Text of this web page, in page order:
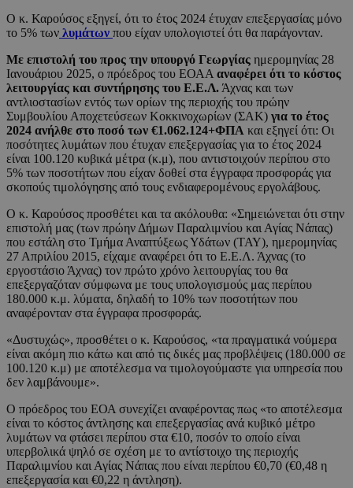
Ο κ. Καρούσος εξηγεί, ότι το έτος 2024 έτυχαν επεξεργασίας μόνο
το 5% των λυμάτων που είχαν υπολογιστεί ότι θα παράγονταν.
Με επιστολή του προς την υπουργό Γεωργίας ημερομηνίας 28
Ιανουάριου 2025, ο πρόεδρος του ΕΟΑΑ αναφέρει ότι το κόστος
λειτουργίας και συντήρησης του Ε.Ε.Λ. Άχνας και των
αντλιοστασίων εντός των ορίων της περιοχής του πρώην
Συμβουλίου Αποχετεύσεων Κοκκινοχωρίων (ΣΑΚ) για το έτος
2024 ανήλθε στο ποσό των €1.062.124+ΦΠΑ και εξηγεί ότι: Οι
ποσότητες λυμάτων που έτυχαν επεξεργασίας για το έτος 2024
είναι 100.120 κυβικά μέτρα (κ.μ), που αντιστοιχούν περίπου στο
5% των ποσοτήτων που είχαν δοθεί στα έγγραφα προσφοράς για
σκοπούς τιμολόγησης από τους ενδιαφερομένους εργολάβους.
Ο κ. Καρούσος προσθέτει και τα ακόλουθα: «Σημειώνεται ότι στην
επιστολή μας (των πρώην Δήμων Παραλιμνίου και Αγίας Νάπας)
που εστάλη στο Τμήμα Αναπτύξεως Υδάτων (ΤΑΥ), ημερομηνίας
27 Απριλίου 2015, είχαμε αναφέρει ότι το Ε.Ε.Λ. Άχνας (το
εργοστάσιο Άχνας) τον πρώτο χρόνο λειτουργίας του θα
επεξεργαζόταν σύμφωνα με τους υπολογισμούς μας περίπου
180.000 κ.μ. λύματα, δηλαδή το 10% των ποσοτήτων που
αναφέρονταν στα έγγραφα προσφοράς.
«Δυστυχώς», προσθέτει ο κ. Καρούσος, «τα πραγματικά νούμερα
είναι ακόμη πιο κάτω και από τις δικές μας προβλέψεις (180.000 σε
100.120 κ.μ) με αποτέλεσμα να τιμολογούμαστε για υπηρεσία που
δεν λαμβάνουμε».
Ο πρόεδρος του ΕΟΑ συνεχίζει αναφέροντας πως «το αποτέλεσμα
είναι το κόστος άντλησης και επεξεργασίας ανά κυβικό μέτρο
λυμάτων να φτάσει περίπου στα €10, ποσόν το οποίο είναι
υπερβολικά ψηλό σε σχέση με το αντίστοιχο της περιοχής
Παραλιμνίου και Αγίας Νάπας που είναι περίπου €0,70 (€0,48 η
επεξεργασία και €0,22 η άντληση).